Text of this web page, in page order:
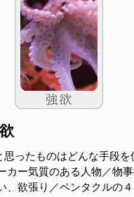
思ったものはどんな手段を
カー気質のある人物／物
、欲張り／ペンタクルの４